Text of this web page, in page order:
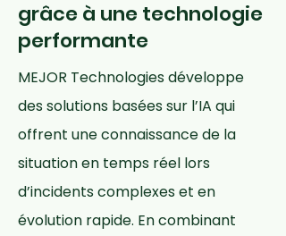
grâce à une technologie
performante
MEJOR Technologies développe
des solutions basées sur l’IA qui
offrent une connaissance de la
situation en temps réel lors
d’incidents complexes et en
évolution rapide. En combinant